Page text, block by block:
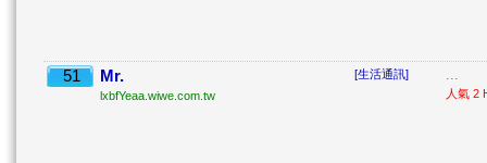
51 Mr.
lxbfYeaa.wiwe.com.tw
[生活通訊] ...
人氣 2